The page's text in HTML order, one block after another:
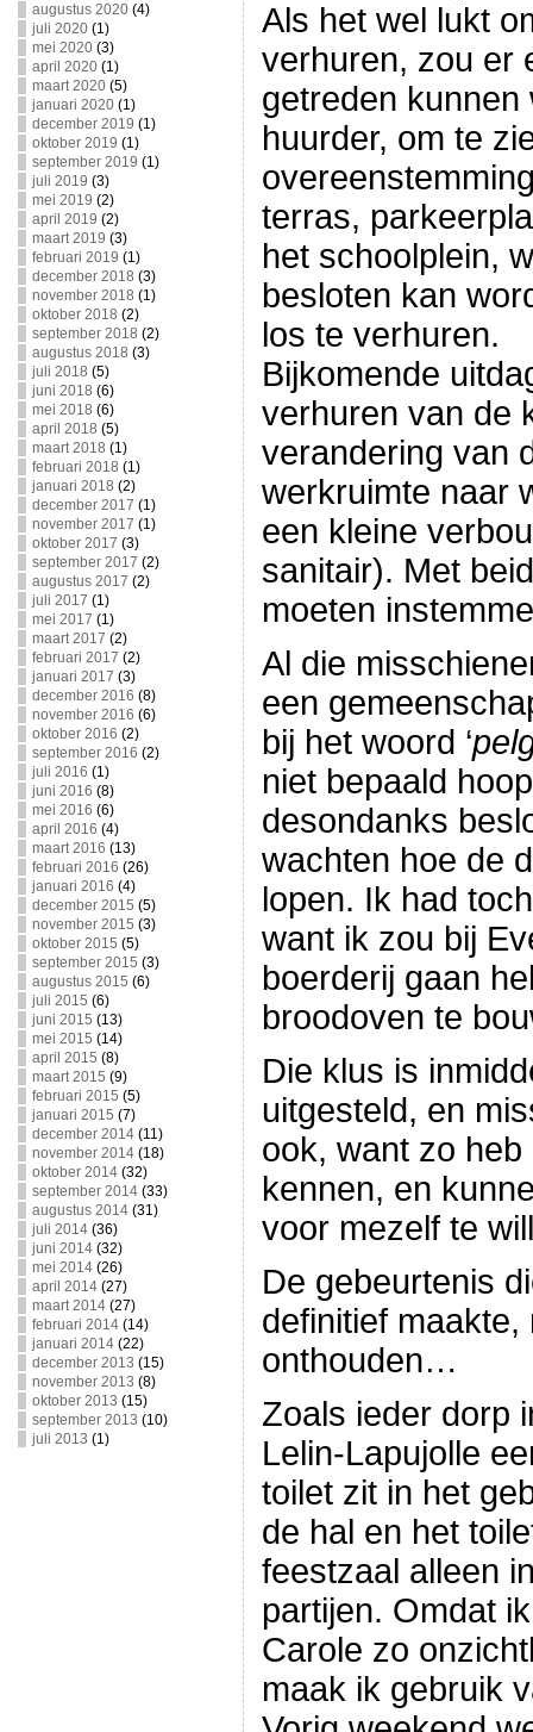
augustus 2020(4)
juli 2020(1)
mei 2020(3)
april 2020(1)
maart 2020(5)
januari 2020(1)
december 2019 (1)
oktober 2019 (1)
september 2019 (1)
juli 2019 (3)
mei 2019 (2)
april 2019 (2)
maart 2019 (3)
februari 2019 (1)
december 2018 (3)
november 2018 (1)
oktober 2018 (2)
september 2018 (2)
augustus 2018 (3)
juli 2018 (5)
juni 2018 (6)
mei 2018 (6)
april 2018 (5)
maart 2018 (1)
februari 2018 (1)
januari 2018 (2)
december 2017 (1)
november 2017 (1)
oktober 2017 (3)
september 2017 (2)
augustus 2017 (2)
juli 2017 (1)
mei 2017 (1)
maart 2017 (2)
februari 2017 (2)
januari 2017 (3)
december 2016 (8)
november 2016 (6)
oktober 2016 (2)
september 2016 (2)
juli 2016 (1)
juni 2016 (8)
mei 2016 (6)
april 2016 (4)
maart 2016 (13)
februari 2016 (26)
januari 2016 (4)
december 2015 (5)
november 2015 (3)
oktober 2015 (5)
september 2015 (3)
augustus 2015 (6)
juli 2015 (6)
juni 2015 (13)
mei 2015 (14)
april 2015 (8)
maart 2015 (9)
februari 2015 (5)
januari 2015 (7)
december 2014(11)
november 2014(18)
oktober 2014(32)
september 2014(33)
augustus 2014(31)
juli 2014(36)
juni 2014(32)
mei 2014(26)
april 2014(27)
maart 2014(27)
februari 2014(14)
januari 2014(22)
december 2013 (15)
november 2013 (8)
oktober 2013 (15)
september 2013 (10)
juli 2013 (1)
Als het wel lukt
verhuren, zou er
getreden kunnen
huurder, om te
terras,
het schoolplein,
besloten kan
los te verhuren.
Bijkomende
verhuren van de
verandering van
werkruimte naar
een kleine
sanitair). Met
moeten
Al die
een
bij het woord ‘
niet bepaald
desondanks
wachten hoe de
lopen. Ik had
want ik zou bij
boerderij gaan
broodoven te
Die klus is
uitgesteld, en
ook, want zo
kennen, en
voor mezelf te
De gebeurtenis
definitief maakte,
onthouden…
Zoals ieder dorp
Lelin-Lapujolle
toilet zit in het
de hal en het
feestzaal alleen
partijen. Omdat
Carole zo
maak ik gebruik